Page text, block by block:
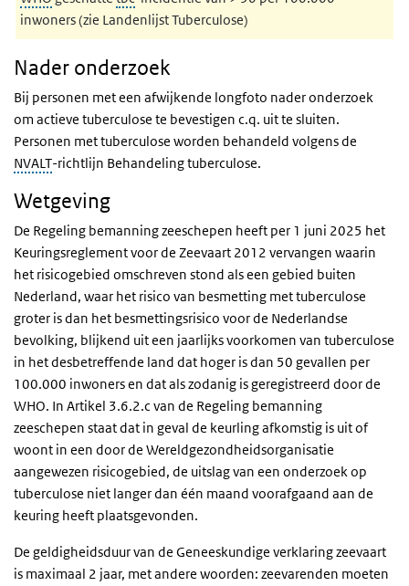
inwoners (zie Landenlijst Tuberculose)
Nader onderzoek
Bij personen met een afwijkende longfoto nader onderzoek
om actieve tuberculose te bevestigen c.q. uit te sluiten.
Personen met tuberculose worden behandeld volgens de
NVALT-richtlijn Behandeling tuberculose.
Wetgeving
De Regeling bemanning zeeschepen heeft per 1 juni 2025 het
Keuringsreglement voor de Zeevaart 2012 vervangen waarin
het risicogebied omschreven stond als een gebied buiten
Nederland, waar het risico van besmetting met tuberculose
groter is dan het besmettingsrisico voor de Nederlandse
bevolking, blijkend uit een jaarlijks voorkomen van tuberculose
in het desbetreffende land dat hoger is dan 50 gevallen per
100.000 inwoners en dat als zodanig is geregistreerd door de
WHO. In Artikel 3.6.2.c van de Regeling bemanning
zeeschepen staat dat in geval de keurling afkomstig is uit of
woont in een door de Wereldgezondheidsorganisatie
aangewezen risicogebied, de uitslag van een onderzoek op
tuberculose niet langer dan één maand voorafgaand aan de
keuring heeft plaatsgevonden.
De geldigheidsduur van de Geneeskundige verklaring zeevaart
is maximaal 2 jaar, met andere woorden: zeevarenden moeten